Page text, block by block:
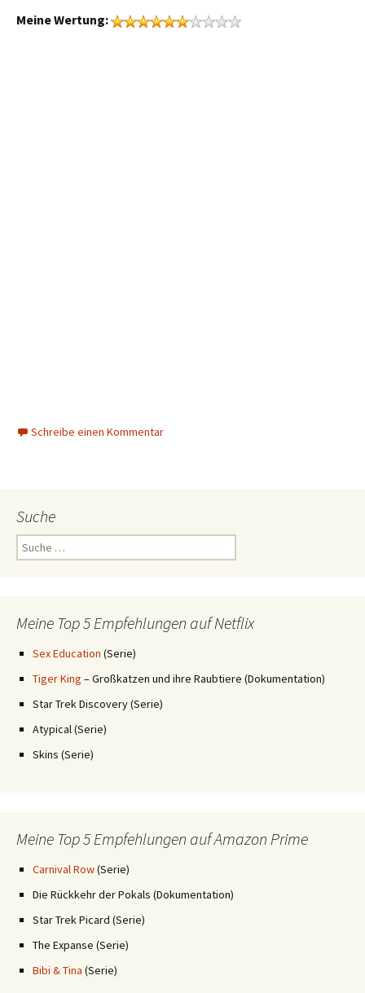
Meine Wertung:
Schreibe einen Kommentar
Suche
Suche
nach:
Meine Top 5 Empfehlungen auf Netflix
Sex Education (Serie)
Tiger King – Großkatzen und ihre Raubtiere (Dokumentation)
Star Trek Discovery (Serie)
Atypical (Serie)
Skins (Serie)
Meine Top 5 Empfehlungen auf Amazon Prime
Carnival Row(Serie)
Die Rückkehr der Pokals (Dokumentation)
Star Trek Picard (Serie)
The Expanse (Serie)
Bibi & Tina (Serie)